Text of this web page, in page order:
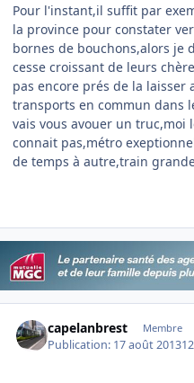
Pour l'instant,il suffit par
la province pour constater
bornes de bouchons,alors je
cesse croissant de leurs
pas encore prés de la laisser
transports en commun dans
vais vous avouer un
connait pas,métro
de temps à autre,train
capelanbrest Membre
Publication: 17 août 2013